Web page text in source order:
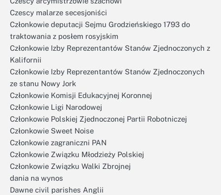
Czescy malarze secesjoniści
Członkowie deputacji Sejmu Grodzieńskiego 1793 do
traktowania z posłem rosyjskim
Członkowie Izby Reprezentantów Stanów Zjednoczonych z
Kalifornii
Członkowie Izby Reprezentantów Stanów Zjednoczonych
ze stanu Nowy Jork
Członkowie Komisji Edukacyjnej Koronnej
Członkowie Ligi Narodowej
Członkowie Polskiej Zjednoczonej Partii Robotniczej
Członkowie Sweet Noise
Członkowie zagraniczni PAN
Członkowie Związku Młodzieży Polskiej
Członkowie Związku Walki Zbrojnej
dania na wynos
Dawne civil parishes Anglii